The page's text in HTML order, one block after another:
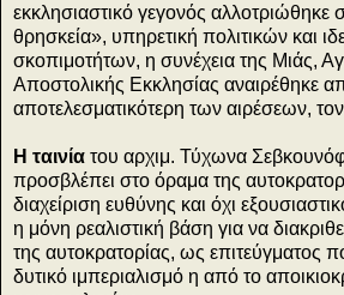
εκκλησιαστικό γεγονός αλλοτριώθηκε
θρησκεία», υπηρετική πολιτικών και
σκοπιμοτήτων, η συνέχεια της Μιάς,
Αποστολικής Εκκλησίας αναιρέθηκε
αποτελεσματικότερη των αιρέσεων, τον
Η ταινία του αρχιμ. Τύχωνα Σεβκουνόφ
προσβλέπει στο όραμα της
διαχείριση ευθύνης και όχι
η μόνη ρεαλιστική βάση για να
της αυτοκρατορίας, ως επιτεύγματος
δυτικό ιμπεριαλισμό η από το